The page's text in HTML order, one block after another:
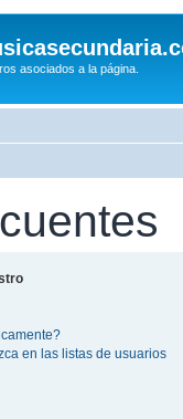
asociados a la página.
en las listas de usuarios